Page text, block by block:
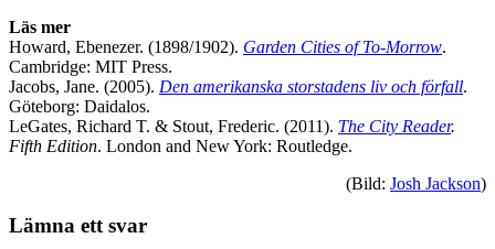
Läs mer
Howard, Ebenezer. (1898/1902). Garden Cities of To-Morrow.
Cambridge: MIT Press.
Jacobs, Jane. (2005). Den amerikanska storstadens liv och förfall.
Göteborg: Daidalos.
LeGates, Richard T. & Stout, Frederic. (2011). The City Reader.
Fifth Edition. London and New York: Routledge.
(Bild: Josh Jackson)
Lämna ett svar